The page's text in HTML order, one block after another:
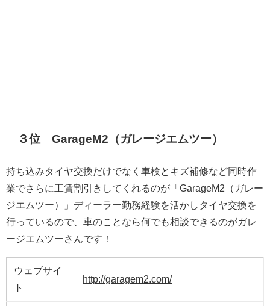
３位 GarageM2（ガレージエムツー）
持ち込みタイヤ交換だけでなく車検とキズ補修など同時作
業でさらに工賃割引きしてくれるのが「GarageM2（ガレー
ジエムツー）」ディーラー勤務経験を活かしタイヤ交換を
行っているので、車のことなら何でも相談できるのがガレ
ージエムツーさんです！
ウェブサイ
ト
http://garagem2.com/